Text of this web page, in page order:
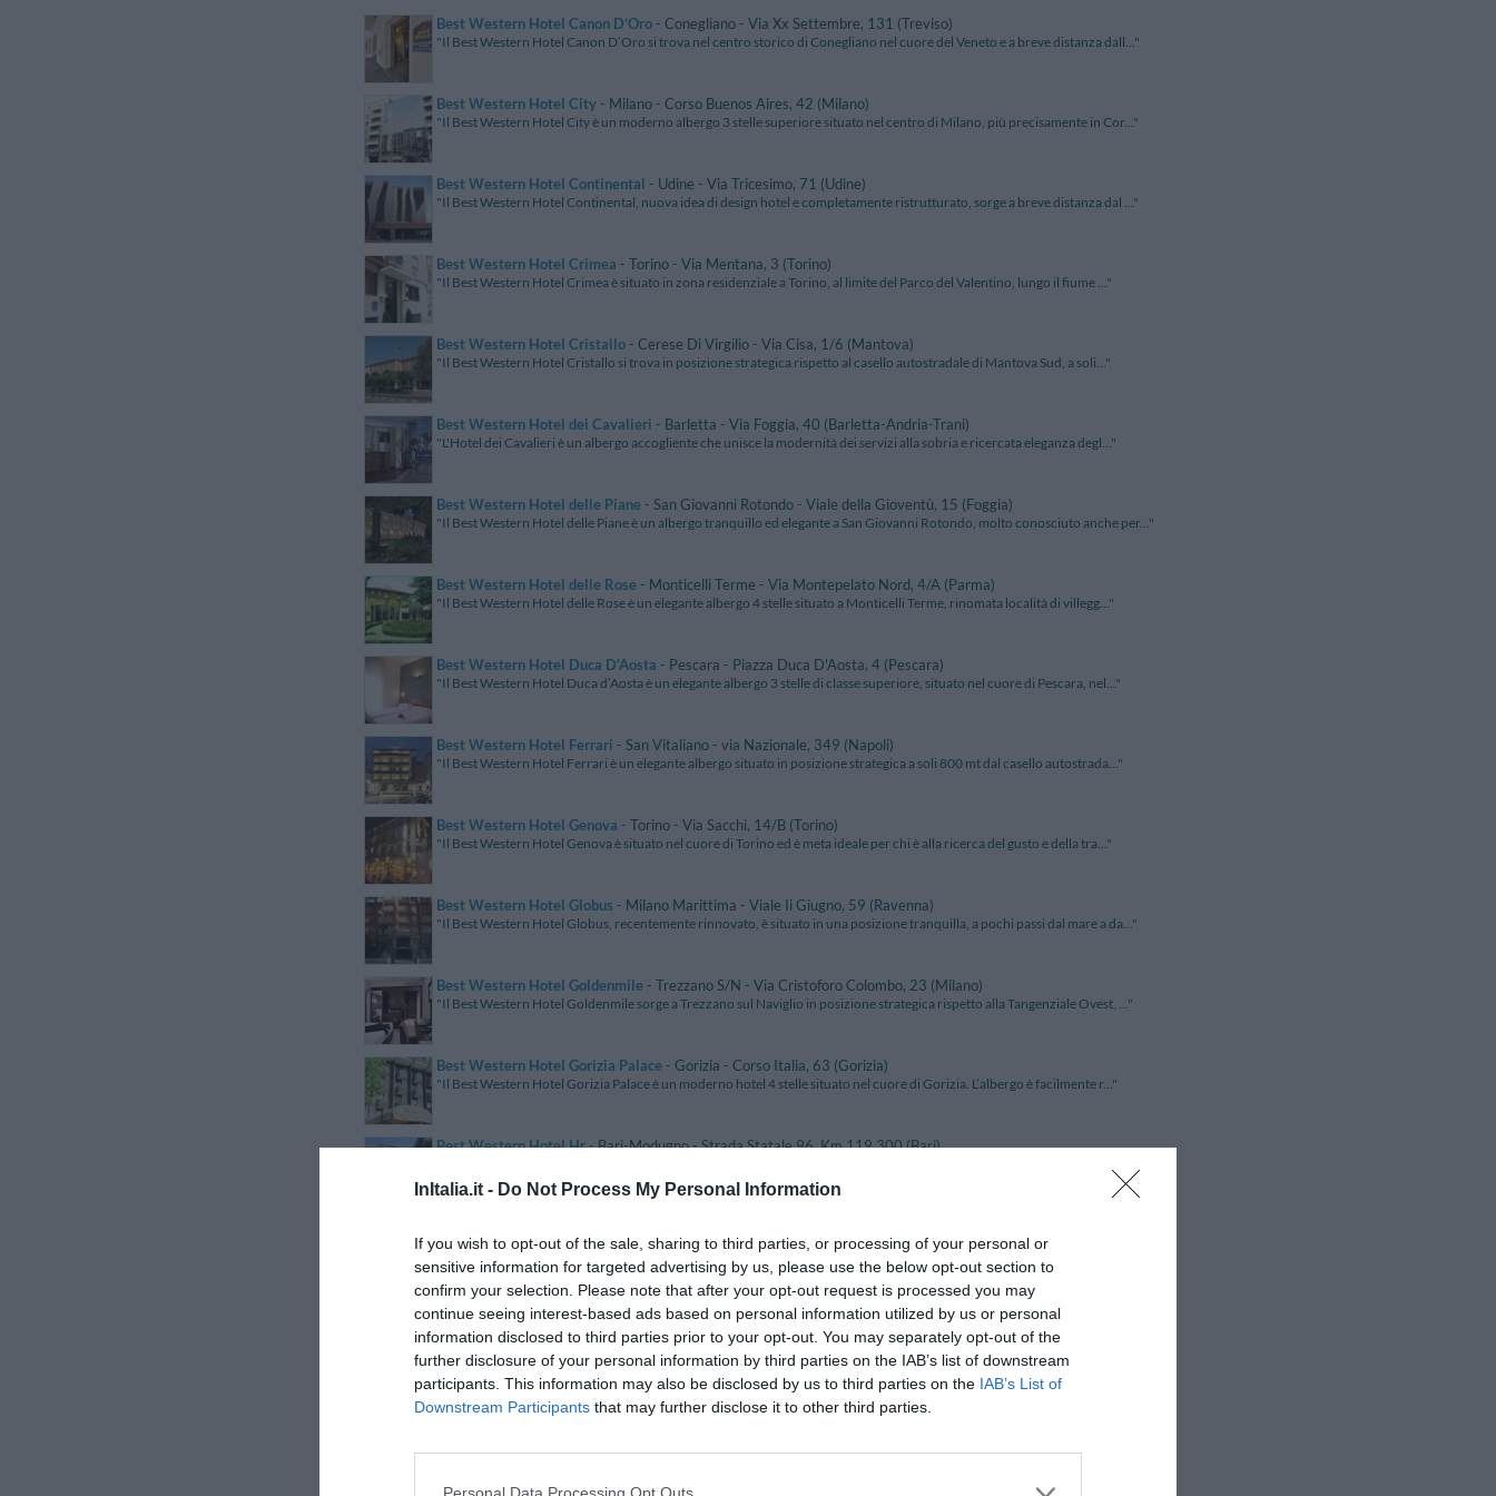
InItalia.it - Do Not Process My Personal Information
If you wish to opt-out of the sale, sharing to third parties, or processing of your personal or
sensitive information for targeted advertising by us, please use the below opt-out section to
confirm your selection. Please note that after your opt-out request is processed you may
continue seeing interest-based ads based on personal information utilized by us or personal
information disclosed to third parties prior to your opt-out. You may separately opt-out of the
further disclosure of your personal information by third parties on the IAB’s list of downstream
participants. This information may also be disclosed by us to third parties on the IAB’s List of
Downstream Participants that may further disclose it to other third parties.
Best Western Hotel Canon D’Oro - Conegliano - Via Xx Settembre, 131 (Treviso)
"Il Best Western Hotel Canon D’Oro si trova nel centro storico di Conegliano nel cuore del Veneto e a breve distanza dall..."
Best Western Hotel City - Milano - Corso Buenos Aires, 42 (Milano)
"Il Best Western Hotel City è un moderno albergo 3 stelle superiore situato nel centro di Milano, più precisamente in Cor..."
Best Western Hotel Continental - Udine - Via Tricesimo, 71 (Udine)
"Il Best Western Hotel Continental, nuova idea di design hotel e completamente ristrutturato, sorge a breve distanza dal ..."
Best Western Hotel Crimea - Torino - Via Mentana, 3 (Torino)
"Il Best Western Hotel Crimea è situato in zona residenziale a Torino, al limite del Parco del Valentino, lungo il fiume ..."
Best Western Hotel Cristallo - Cerese Di Virgilio - Via Cisa, 1/6 (Mantova)
"Il Best Western Hotel Cristallo si trova in posizione strategica rispetto al casello autostradale di Mantova Sud, a soli..."
Best Western Hotel dei Cavalieri - Barletta - Via Foggia, 40 (Barletta-Andria-Trani)
"L'Hotel dei Cavalieri è un albergo accogliente che unisce la modernità dei servizi alla sobria e ricercata eleganza degl..."
Best Western Hotel delle Piane - San Giovanni Rotondo - Viale della Gioventù, 15 (Foggia)
"Il Best Western Hotel delle Piane è un albergo tranquillo ed elegante a San Giovanni Rotondo, molto conosciuto anche per..."
Best Western Hotel delle Rose - Monticelli Terme - Via Montepelato Nord, 4/A (Parma)
"Il Best Western Hotel delle Rose è un elegante albergo 4 stelle situato a Monticelli Terme, rinomata località di villegg..."
Best Western Hotel Duca D'Aosta - Pescara - Piazza Duca D'Aosta, 4 (Pescara)
"Il Best Western Hotel Duca d’Aosta è un elegante albergo 3 stelle di classe superiore, situato nel cuore di Pescara, nel..."
Best Western Hotel Ferrari - San Vitaliano - via Nazionale, 349 (Napoli)
"Il Best Western Hotel Ferrari è un elegante albergo situato in posizione strategica a soli 800 mt dal casello autostrada..."
Best Western Hotel Genova - Torino - Via Sacchi, 14/B (Torino)
"Il Best Western Hotel Genova è situato nel cuore di Torino ed è meta ideale per chi è alla ricerca del gusto e della tra..."
Best Western Hotel Globus - Milano Marittima - Viale Ii Giugno, 59 (Ravenna)
"Il Best Western Hotel Globus, recentemente rinnovato, è situato in una posizione tranquilla, a pochi passi dal mare a da..."
Best Western Hotel Goldenmile - Trezzano S/N - Via Cristoforo Colombo, 23 (Milano)
"Il Best Western Hotel Goldenmile sorge a Trezzano sul Naviglio in posizione strategica rispetto alla Tangenziale Ovest, ..."
Best Western Hotel Gorizia Palace - Gorizia - Corso Italia, 63 (Gorizia)
"Il Best Western Hotel Gorizia Palace è un moderno hotel 4 stelle situato nel cuore di Gorizia. L’albergo è facilmente r..."
Best Western Hotel Hr- Bari-Modugno - Strada Statale 96, Km 119.300 (Bari)
"Il Best Western Hotel I Triangoli è un albergo di recente apertura situato a Roma in posizione tranquilla, lontano dal t..."
Best Western Hotel Italia - Quartu Sant'elena - Via Panzini, 67 (Cagliari)
"Il Best Western Hotel Residence Italia si trova a Quartu S'Elena a 1 km dalla spiaggia del Poetto e a 7 km dal centro de..."
Best Western Hotel La Baia Palace- Bari - Via Vittorio Veneto, 29/A (Bari)
"Il Best Western La Baia Palace Hotel si trova a Bari a ridosso della tangenziale e a 2 km dall'aeroporto cittadino. La ..."
"Il Best Western Hotel La Conchiglia è un accogliente albergo situato a Palinuro in splendida posizione panoramica a poch..."